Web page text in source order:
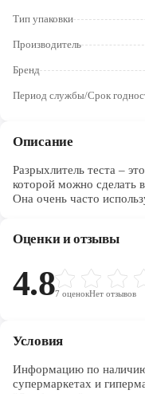
Тип упаковки
Производитель
Бренд
Период службы/Срок
Описание
Разрыхлитель теста –
которой можно сделать
Она очень часто
Оценки и отзывы
4.87 оценокНет отзывов
Условия
Информацию по наличию
супермаркетах и